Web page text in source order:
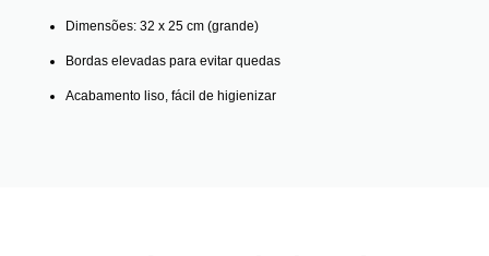
Dimensões: 32 x 25 cm (grande)
Bordas elevadas para evitar quedas
Acabamento liso, fácil de higienizar